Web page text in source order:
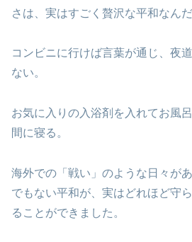
さは、実はすごく贅沢な平和なんだ
コンビニに行けば言葉が通じ、夜
ない。
お気に入りの入浴剤を入れてお風
間に寝る。
海外での「戦い」のような日々が
でもない平和が、実はどれほど守
ることができました。